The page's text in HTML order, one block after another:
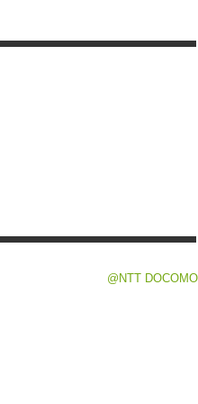
@NTT DOCOMO